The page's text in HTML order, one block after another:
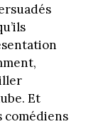
Et
comédiens